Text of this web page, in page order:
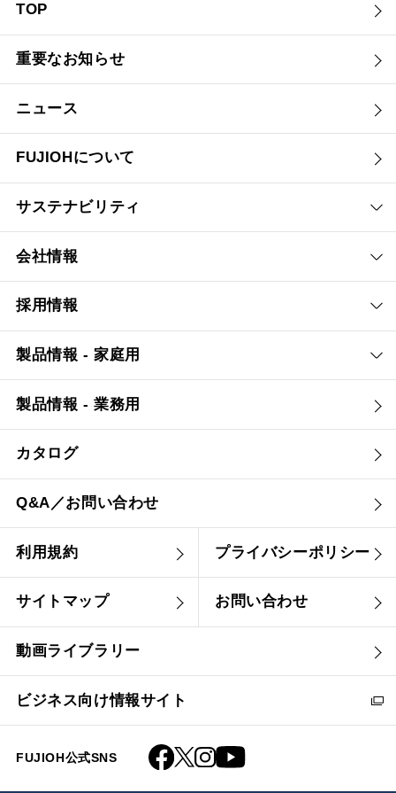
TOP
重要なお知らせ
ニュース
FUJIOHについて
サステナビリティ
会社情報
採用情報
製品情報 - 家庭用
製品情報 - 業務用
カタログ
Q&A／お問い合わせ
利用規約 プライバシーポリシー
サイトマップ お問い合わせ
動画ライブラリー
ビジネス向け情報サイト
FUJIOH公式SNS